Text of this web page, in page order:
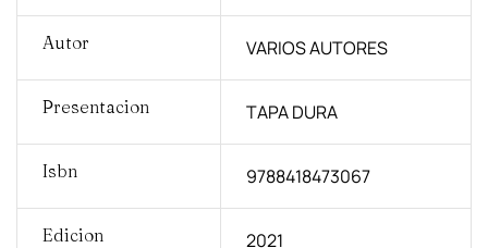
Autor VARIOS AUTORES
Presentacion TAPA DURA
Isbn 9788418473067
Edicion 2021